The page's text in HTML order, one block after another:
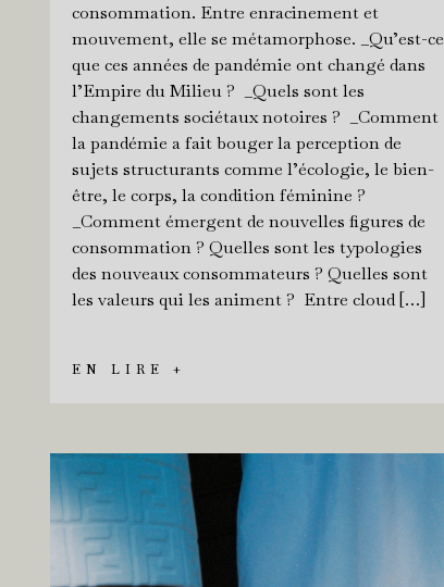
consommation. Entre enracinement et
mouvement, elle se métamorphose. _Qu’est-ce
que ces années de pandémie ont changé dans
l’Empire du Milieu ? _Quels sont les
changements sociétaux notoires ? _Comment
la pandémie a fait bouger la perception de
sujets structurants comme l’écologie, le bien-
être, le corps, la condition féminine ?
_Comment émergent de nouvelles figures de
consommation ? Quelles sont les typologies
des nouveaux consommateurs ? Quelles sont
les valeurs qui les animent ? Entre cloud […]
EN LIRE +